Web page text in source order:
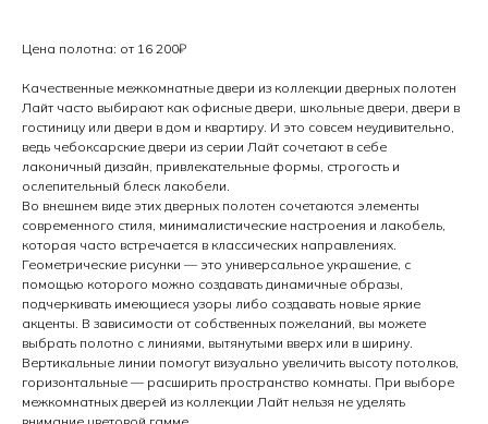
Цена полотна: от 16 200₽
Качественные межкомнатные двери из коллекции дверных полотен
Лайт часто выбирают как офисные двери, школьные двери, двери в
гостиницу или двери в дом и квартиру. И это совсем неудивительно,
ведь чебоксарские двери из серии Лайт сочетают в себе
лаконичный дизайн, привлекательные формы, строгость и
ослепительный блеск лакобели.
Во внешнем виде этих дверных полотен сочетаются элементы
современного стиля, минималистические настроения и лакобель,
которая часто встречается в классических направлениях.
Геометрические рисунки — это универсальное украшение, с
помощью которого можно создавать динамичные образы,
подчеркивать имеющиеся узоры либо создавать новые яркие
акценты. В зависимости от собственных пожеланий, вы можете
выбрать полотно с линиями, вытянутыми вверх или в ширину.
Вертикальные линии помогут визуально увеличить высоту потолков,
горизонтальные — расширить пространство комнаты. При выборе
межкомнатных дверей из коллекции Лайт нельзя не уделять